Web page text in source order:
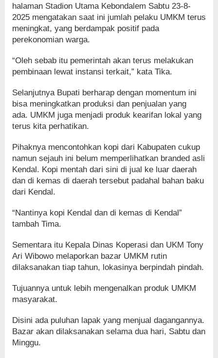
halaman Stadion Utama Kebondalem Sabtu 23-8-
2025 mengatakan saat ini jumlah pelaku UMKM terus
meningkat, yang berdampak positif pada
perekonomian warga.
“Oleh sebab itu pemerintah akan terus melakukan
pembinaan lewat instansi terkait,” kata Tika.
Selanjutnya Bupati berharap dengan momentum ini
bisa meningkatkan produksi dan penjualan yang
ada. UMKM juga menjadi produk kearifan lokal yang
terus kita perhatikan.
Pihaknya mencontohkan kopi dari Kabupaten cukup
namun sejauh ini belum memperlihatkan branded asli
Kendal. Kopi mentah dari sini di jual ke luar daerah
dan di kemas di daerah tersebut padahal bahan baku
dari Kendal.
“Nantinya kopi Kendal dan di kemas di Kendal”
tambah Tima.
Sementara itu Kepala Dinas Koperasi dan UKM Tony
Ari Wibowo melaporkan bazar UMKM rutin
dilaksanakan tiap tahun, lokasinya berpindah pindah.
Tujuannya untuk lebih mengenalkan produk UMKM
masyarakat.
Disini ada puluhan lapak yang menjual dagangannya.
Bazar akan dilaksanakan selama dua hari, Sabtu dan
Minggu.